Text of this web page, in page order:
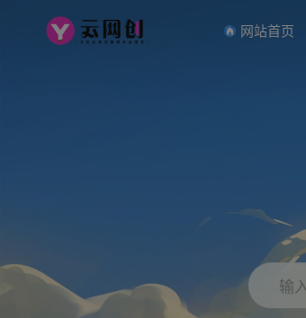
网站首页
输